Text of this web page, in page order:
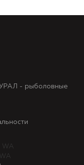
- рыболовные
WA
WA